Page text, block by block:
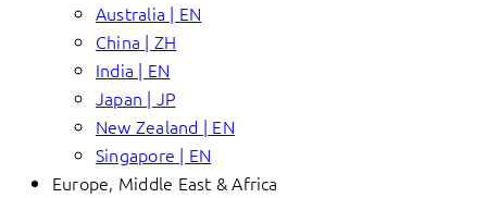
Australia | EN
China | ZH
India | EN
Japan | JP
New Zealand | EN
Singapore | EN
Europe, Middle East & Africa